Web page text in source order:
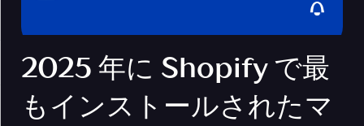
2025 年に Shopify で最
もインストールされたマ